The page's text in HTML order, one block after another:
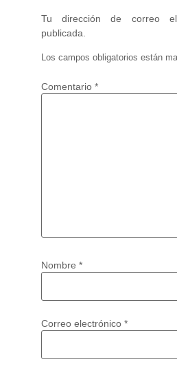
Tu dirección de correo
publicada.
Los campos obligatorios están
Comentario *
Nombre *
Correo electrónico *